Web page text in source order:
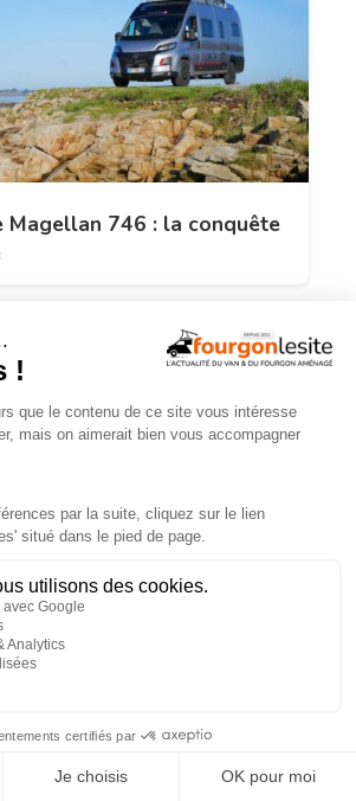
Magellan 746 : la conquête
AMÉNAGEURS
aménageur près de chez vous
de 250 artisans référencés.
Voir la carte